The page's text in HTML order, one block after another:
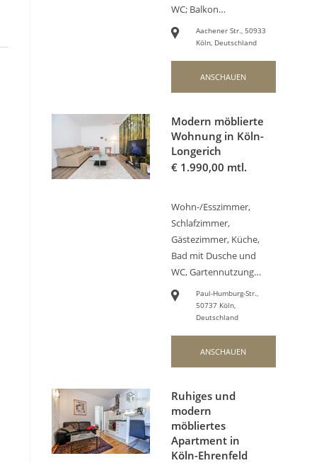
WC; Balkon…
Aachener Str., 50933
Köln, Deutschland
ANSCHAUEN
Modern möblierte
Wohnung in Köln-
Longerich
€ 1.990,00 mtl.
Wohn-/Esszimmer,
Schlafzimmer,
Gästezimmer, Küche,
Bad mit Dusche und
WC, Gartennutzung…
Paul-Humburg-Str.,
50737 Köln,
Deutschland
ANSCHAUEN
Ruhiges und
modern
möbliertes
Apartment in
Köln-Ehrenfeld